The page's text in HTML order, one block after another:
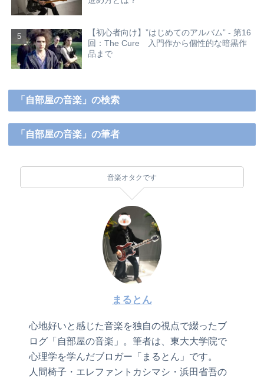
【初心者向け】”はじめてのアルバム” - 第16
回：The Cure 入門作から個性的な暗黒作
品まで
「自部屋の音楽」の検索
「自部屋の音楽」の筆者
音楽オタクです
まるとん
心地好いと感じた音楽を独自の視点で綴ったブ
ログ「自部屋の音楽」。筆者は、東大大学院で
心理学を学んだブロガー「まるとん」です。
人間椅子・エレファントカシマシ・浜田省吾の